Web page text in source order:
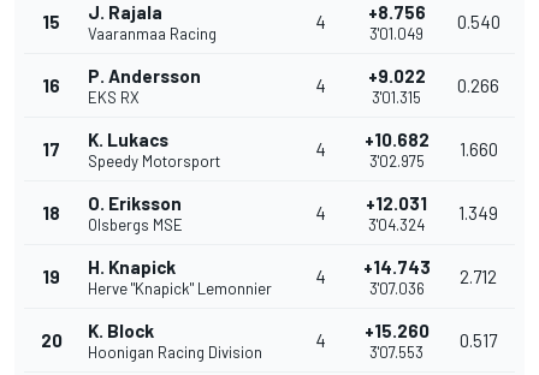
15 J. Rajala
Vaaranmaa Racing
4 +8.756
3'01.049
0.540
16 P. Andersson
EKS RX
4 +9.022
3'01.315
0.266
17 K. Lukacs
Speedy Motorsport
4 +10.682
3'02.975
1.660
18 O. Eriksson
Olsbergs MSE
4 +12.031
3'04.324
1.349
19 H. Knapick
Herve "Knapick" Lemonnier
4 +14.743
3'07.036
2.712
20 K. Block
Hoonigan Racing Division
4 +15.260
3'07.553
0.517